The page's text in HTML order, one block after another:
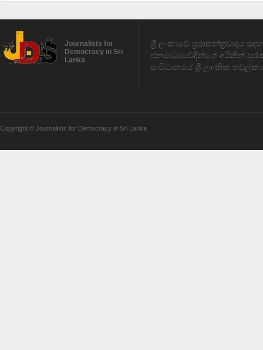
Journalists for
Democracy in Sri
Lanka
ශ්‍රී ලංකාවේ ප්‍රජාතන්ත්‍රවාදය
ජනමාධ්‍යවේදීන්ගේ අයිතීන්
සංවිධානයේ ශ්‍රී ලාංකික
Copyright © Journalists for Democracy in Sri Lanka